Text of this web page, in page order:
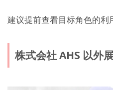
建议提前查看目标角色的利
株式会社 AHS 以外